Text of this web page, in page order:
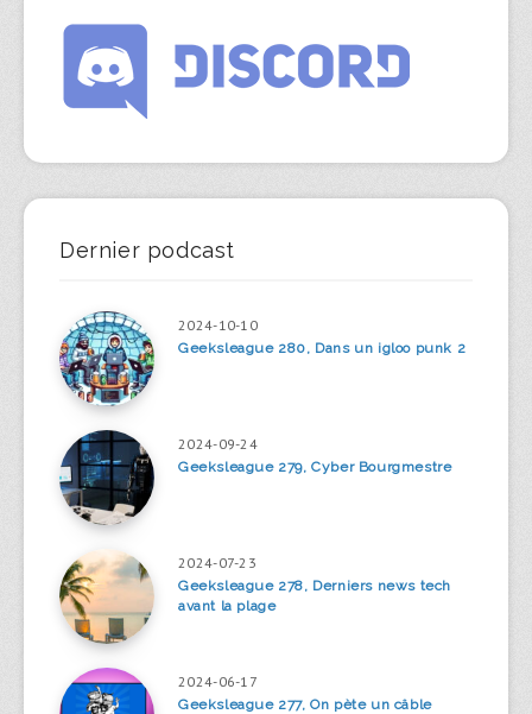
Dernier podcast
2024-10-10
Geeksleague 280, Dans un igloo punk 2
2024-09-24
Geeksleague 279, Cyber Bourgmestre
2024-07-23
Geeksleague 278, Derniers news tech
avant la plage
2024-06-17
Geeksleague 277, On pète un câble